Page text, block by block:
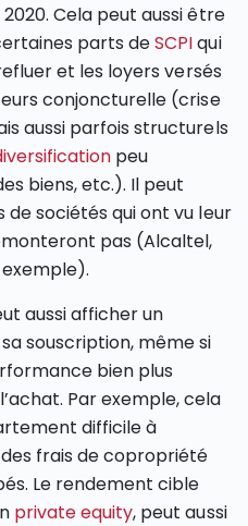
2020. Cela peut aussi être
parts deSCPIqui
et les loyers versés
conjoncturelle (crise
aussi parfois structurels
peu
biens, etc.). Il peut
de sociétés qui ont vu leur
pas (Alcaltel,
aussi afficher un
souscription, même si
bien plus
Par exemple, cela
difficile à
frais de copropriété
Le rendement cible
private equity, peut aussi